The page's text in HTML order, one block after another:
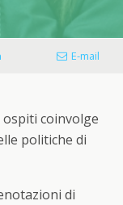
E-mail
ospiti coinvolge
politiche di
di